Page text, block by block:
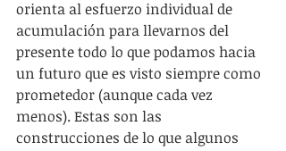
orienta al esfuerzo individual de
acumulación para llevarnos del
presente todo lo que podamos hacia
un futuro que es visto siempre como
prometedor (aunque cada vez
menos). Estas son las
construcciones de lo que algunos